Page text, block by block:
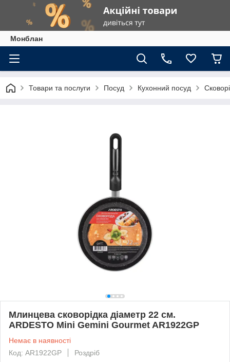
Монблан
Товари та послуги Посуд Кухонний посуд
Млинцева сковорідка діаметр 22 см.
ARDESTO Mini Gemini Gourmet AR1922GP
Немає в наявності
Код: AR1922GP
Роздріб